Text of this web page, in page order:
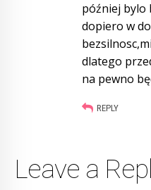
później bylo
dopiero w
dlatego
na pewno
REPLY
Leave a